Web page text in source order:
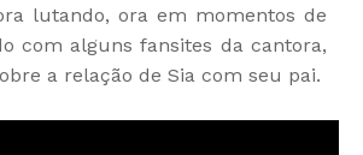
lutando, ora em momentos de
com alguns fansites da cantora,
a relação de Sia com seu pai.